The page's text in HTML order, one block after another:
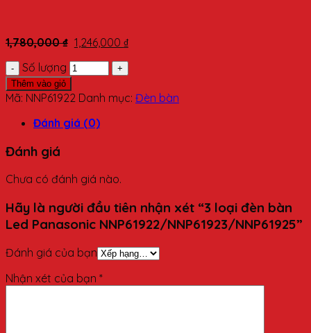
1,780,000₫ 1,246,000 ₫
Số lượng
Thêm vào giỏ
Mã: NNP61922 Danh mục: Đèn bàn
Đánh giá (0)
Đánh giá
Chưa có đánh giá nào.
Hãy là người đầu tiên nhận xét “3 loại đèn bàn
Led Panasonic NNP61922/NNP61923/NNP61925”
Đánh giá của bạn
Nhận xét của bạn *